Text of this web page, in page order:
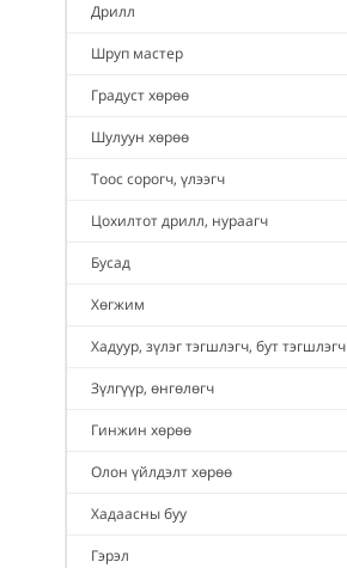
Дрилл
Шруп мастер
Градуст хөрөө
Шулуун хөрөө
Тоос сорогч, үлээгч
Цохилтот дрилл, нураагч
Бусад
Хөгжим
Хадуур, зүлэг тэгшлэгч, бут тэгшлэгч
Зүлгүүр, өнгөлөгч
Гинжин хөрөө
Олон үйлдэлт хөрөө
Хадаасны буу
Гэрэл